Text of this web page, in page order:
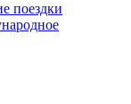
поездки